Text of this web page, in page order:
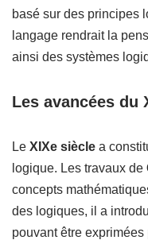
basé sur des principes
langage rendrait la
ainsi des systèmes
Les avancées du
Le XIXe siècle a
logique. Les travaux de
concepts
des logiques, il a
pouvant être